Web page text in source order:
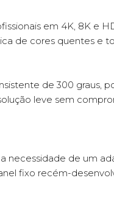
em 4K, 8K e
de cores quentes e
de 300 graus,
leve sem
necessidade de um
fixo recém-